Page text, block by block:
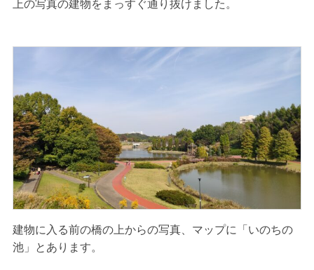
上の写真の建物をまっすぐ通り抜けました。
建物に入る前の橋の上からの写真、マップに「いのちの
池」とあります。